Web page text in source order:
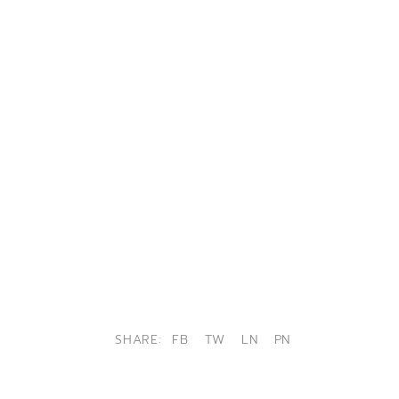
SHARE: FB TW LN PN